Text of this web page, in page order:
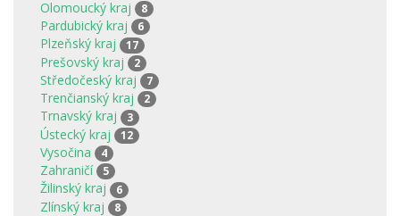
Olomoucký kraj 8
Pardubický kraj 6
Plzeňský kraj 17
Prešovský kraj 2
Středočeský kraj 7
Trenčianský kraj 2
Trnavský kraj 3
Ústecký kraj 12
Vysočina 4
Zahraničí 5
Žilinský kraj 6
Zlínský kraj 8